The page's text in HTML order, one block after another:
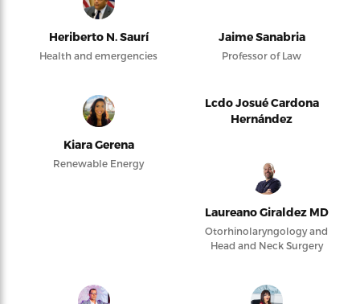
Heriberto N. Saurí
Health and emergencies
Jaime Sanabria
Professor of Law
Kiara Gerena
Renewable Energy
Lcdo Josué Cardona
Hernández
Laureano Giraldez MD
Otorhinolaryngology and
Head and Neck Surgery